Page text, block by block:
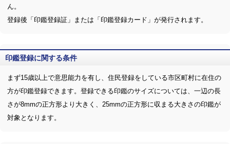
ん。
登録後「印鑑登録証」または「印鑑登録カード」が発行されます。
印鑑登録に関する条件
まず15歳以上で意思能力を有し、住民登録をしている市区町村に在住の
方が印鑑登録できます。登録できる印鑑のサイズについては、一辺の長
さが8mmの正方形より大きく、25mmの正方形に収まる大きさの印鑑が
対象となります。